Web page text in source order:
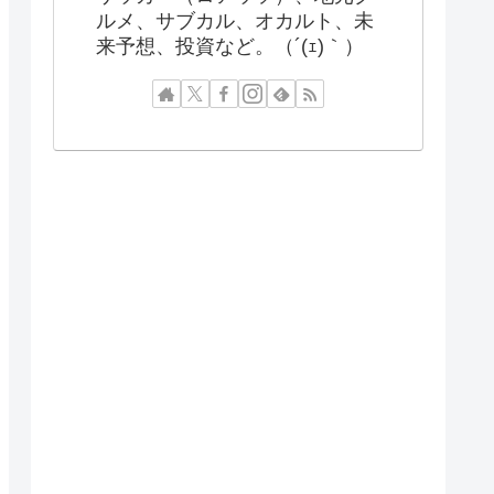
ルメ、サブカル、オカルト、未
来予想、投資など。（´(ｪ)｀）